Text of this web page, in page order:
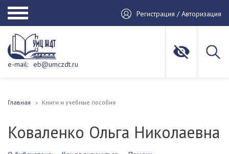
Регистрация / Авторизация
e-mail: eb@umczdt.ru
Главная Книги и учебные пособия
Коваленко Ольга Николаевна